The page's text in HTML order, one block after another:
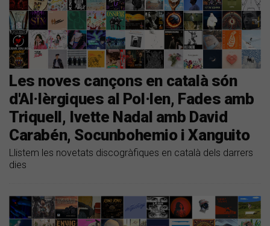
Les noves cançons en català són
d'Al·lèrgiques al Pol·len, Fades amb
Triquell, Ivette Nadal amb David
Carabén, Socunbohemio i Xanguito
Llistem les novetats discogràfiques en català dels darrers
dies